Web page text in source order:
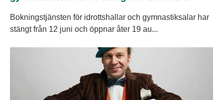
Bokningstjänsten för idrottshallar och gymnastiksalar har
stängt från 12 juni och öppnar åter 19 au...